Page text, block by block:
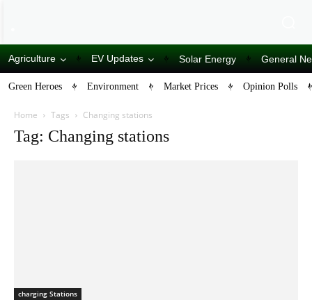
Agriculture EV Updates Solar Energy General
Green Heroes Environment Market Prices Opinion Polls
Home Tags Changing stations
Tag: Changing stations
charging Stations